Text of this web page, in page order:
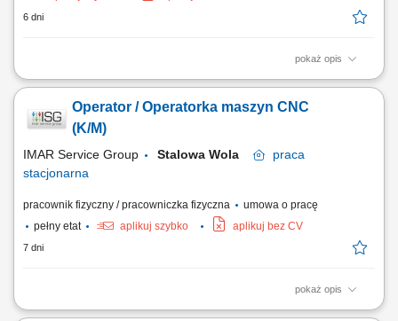
6 dni
pokaż opis
Opis stanowiska: Bieżąca obsługa tokarek lub frezarek numerycznych w
produkcyjnych bez konieczności ich pisania; Sprawne mocowanie
materiału oraz ustawianie półfabrykatów w przestrzeni roboczej;
Operator / Operatorka maszyn CNC
(K/M)
IMAR Service Group Stalowa Wola
praca
stacjonarna
pracownik fizyczny / pracowniczka fizyczna
umowa o pracę
pełny etat
aplikuj szybko aplikuj bez CV
7 dni
pokaż opis
Opis stanowiska: Prowadzenie i kontrola pracy obrabiarek sterowanych